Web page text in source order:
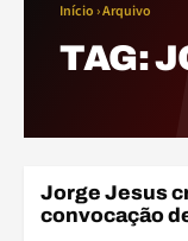
Início › Arquivo
TAG:
ELENCO
Jorge Jesus
convocação